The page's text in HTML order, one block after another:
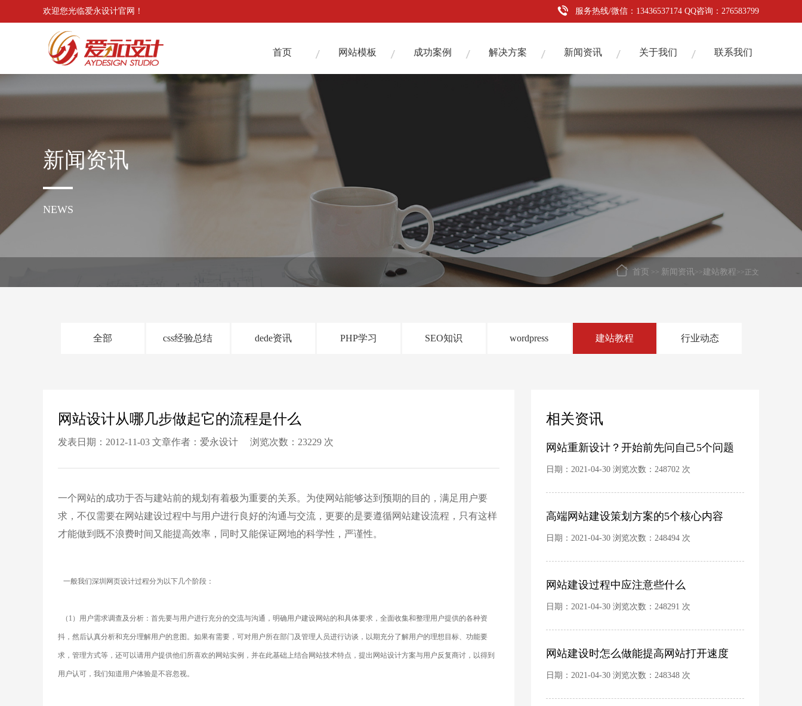
欢迎您光临爱永设计官网！ 服务热线/微信：13436537174 QQ咨询：276583799
首页 网站模板 成功案例 解决方案 新闻资讯 关于我们 联系我们
新闻资讯
NEWS
首页 >> 新闻资讯>>建站教程>>正文
全部 css经验总结 dede资讯 PHP学习 SEO知识 wordpress 建站教程 行业动态
网站设计从哪几步做起它的流程是什么
发表日期：2012-11-03 文章作者：爱永设计 浏览次数：23229 次
一个网站的成功于否与建站前的规划有着极为重要的关系。为使网站能够达到预期的目的，满足用户要
求，不仅需要在网站建设过程中与用户进行良好的沟通与交流，更要的是要遵循网站建设流程，只有这样
才能做到既不浪费时间又能提高效率，同时又能保证网地的科学性，严谨性。
一般我们深圳网页设计过程分为以下几个阶段：
（1）用户需求调查及分析：首先要与用户进行充分的交流与沟通，明确用户建设网站的和具体要求，全面收集和整理用户提供的各种资
抖，然后认真分析和充分理解用户的意图。如果有需要，可对用户所在部门及管理人员进行访谈，以期充分了解用户的理想目标、功能要
求，管理方式等，还可以请用户提供他们所喜欢的网站实例，并在此基础上结合网站技术特点，提出网站设计方案与用户反复商讨，以得到
用户认可，我们知道用户体验是不容忽视。
相关资讯
网站重新设计？开始前先问自己5个问题
日期：2021-04-30 浏览次数：248702 次
高端网站建设策划方案的5个核心内容
日期：2021-04-30 浏览次数：248494 次
网站建设过程中应注意些什么
日期：2021-04-30 浏览次数：248291 次
网站建设时怎么做能提高网站打开速度
日期：2021-04-30 浏览次数：248348 次